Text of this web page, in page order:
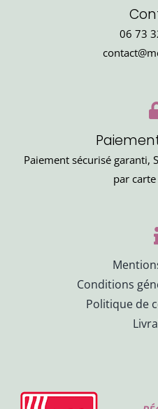
06 73
Paiement sécurisé garanti,
par
Conditions
Politique de